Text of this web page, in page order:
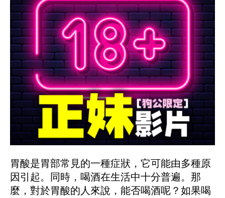
胃酸是胃部常見的一種症狀，它可能由多種原
因引起。同時，喝酒在生活中十分普遍。那
麼，對於胃酸的人來說，能否喝酒呢？如果喝